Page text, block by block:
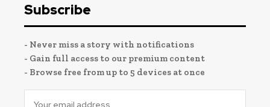
Subscribe
- Never miss a story with notifications
- Gain full access to our premium content
- Browse free from up to 5 devices at once